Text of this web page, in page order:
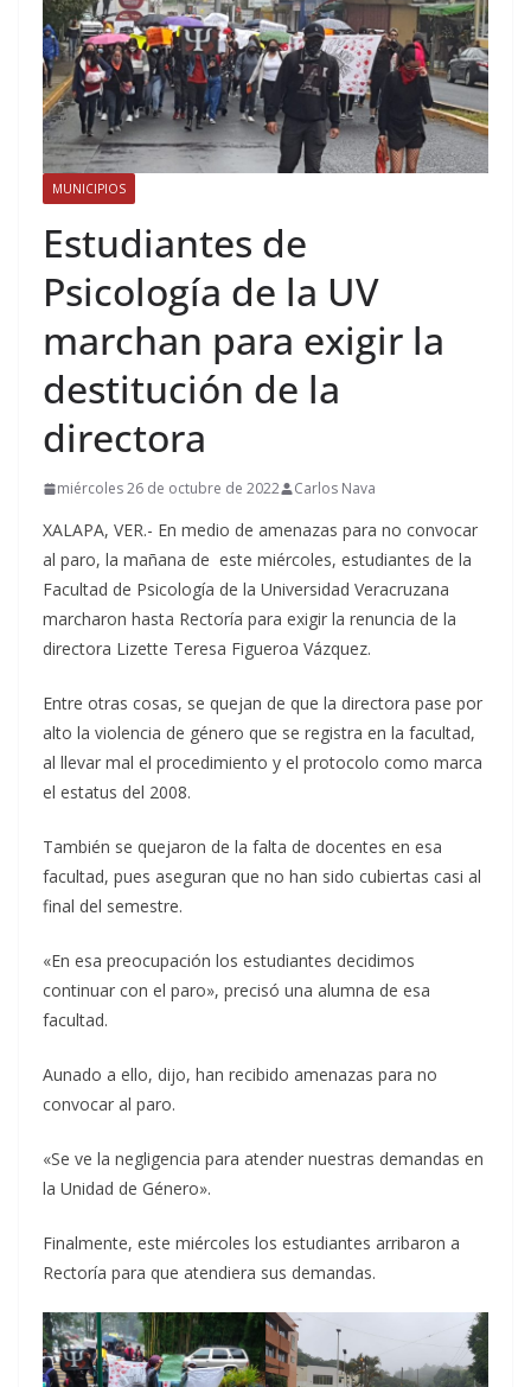
MUNICIPIOS
Estudiantes de
Psicología de la UV
marchan para exigir la
destitución de la
directora
miércoles 26 de octubre de 2022 Carlos Nava
XALAPA, VER.- En medio de amenazas para no convocar
al paro, la mañana de este miércoles, estudiantes de la
Facultad de Psicología de la Universidad Veracruzana
marcharon hasta Rectoría para exigir la renuncia de la
directora Lizette Teresa Figueroa Vázquez.
Entre otras cosas, se quejan de que la directora pase por
alto la violencia de género que se registra en la facultad,
al llevar mal el procedimiento y el protocolo como marca
el estatus del 2008.
También se quejaron de la falta de docentes en esa
facultad, pues aseguran que no han sido cubiertas casi al
final del semestre.
«En esa preocupación los estudiantes decidimos
continuar con el paro», precisó una alumna de esa
facultad.
Aunado a ello, dijo, han recibido amenazas para no
convocar al paro.
«Se ve la negligencia para atender nuestras demandas en
la Unidad de Género».
Finalmente, este miércoles los estudiantes arribaron a
Rectoría para que atendiera sus demandas.